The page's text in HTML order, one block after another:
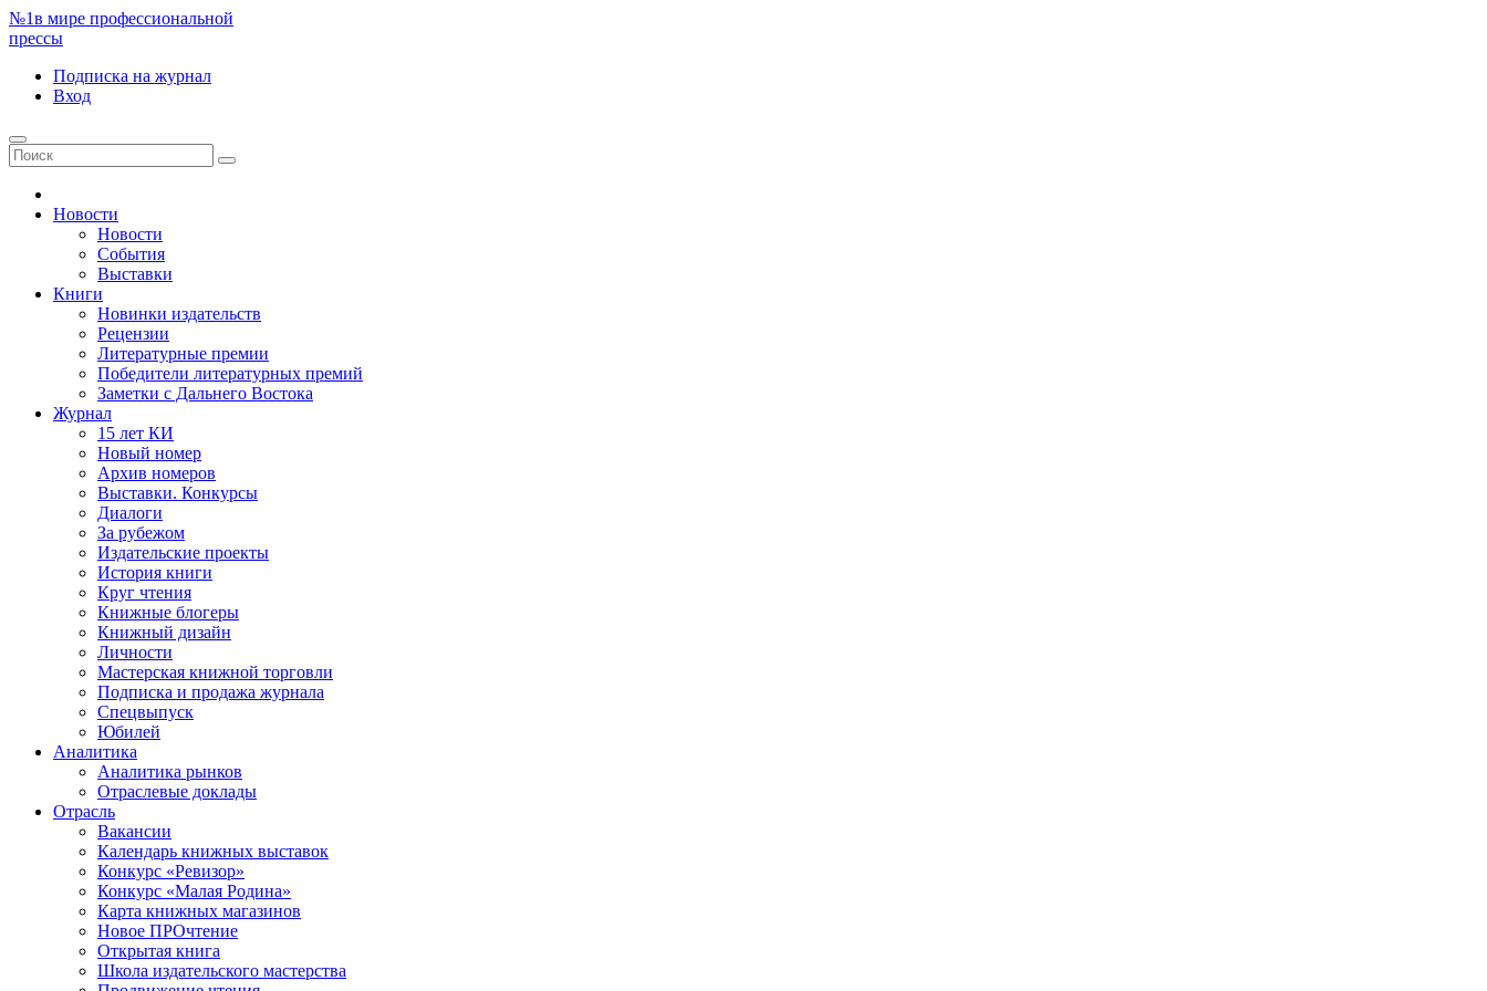
№1в мире профессиональной
прессы
Подписка на журнал
Вход
Новости
Новости
События
Выставки
Книги
Новинки издательств
Рецензии
Литературные премии
Победители литературных премий
Заметки с Дальнего Востока
Журнал
15 лет КИ
Новый номер
Архив номеров
Выставки. Конкурсы
Диалоги
За рубежом
Издательские проекты
История книги
Круг чтения
Книжные блогеры
Книжный дизайн
Личности
Мастерская книжной торговли
Подписка и продажа журнала
Спецвыпуск
Юбилей
Аналитика
Аналитика рынков
Отраслевые доклады
Отрасль
Вакансии
Календарь книжных выставок
Конкурс «Ревизор»
Конкурс «Малая Родина»
Карта книжных магазинов
Новое ПРОчтение
Открытая книга
Школа издательского мастерства